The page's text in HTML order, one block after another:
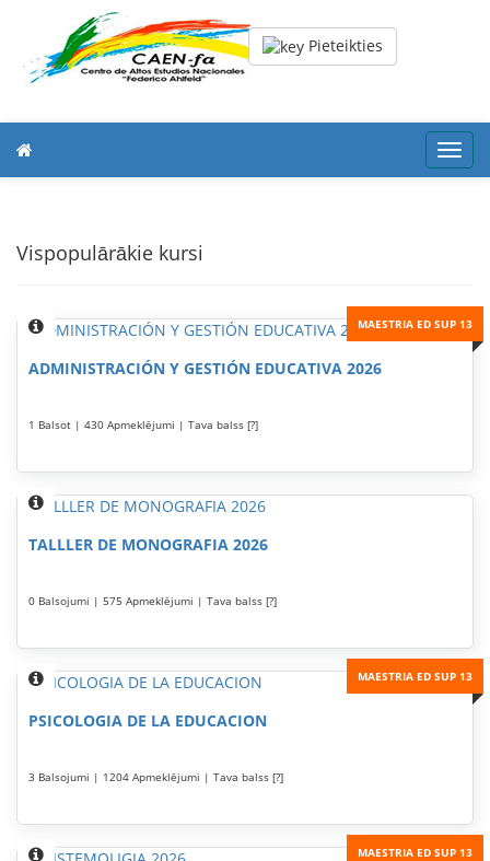
Pieteikties
Vispopulārākie kursi
MAESTRIA ED SUP 13
ADMINISTRACIÓN Y GESTIÓN EDUCATIVA 2026
1 Balsot | 430 Apmeklējumi | Tava balss [?]
TALLLER DE MONOGRAFIA 2026
0 Balsojumi | 575 Apmeklējumi | Tava balss [?]
MAESTRIA ED SUP 13
PSICOLOGIA DE LA EDUCACION
3 Balsojumi | 1204 Apmeklējumi | Tava balss [?]
MAESTRIA ED SUP 13